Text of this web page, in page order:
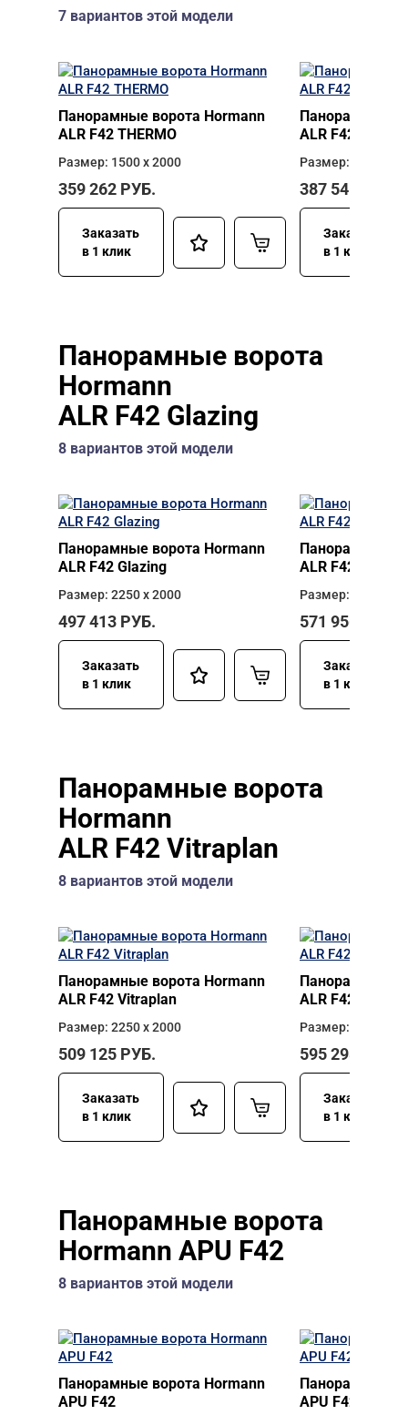
7 вариантов этой модели
Панорамные ворота Hormann
ALR F42 THERMO
Размер: 1500 х 2000
359 262 РУБ.
Заказать
в 1 клик
Панорамные
ALR F42
Размер: 2500 х
387 541
Заказать
в 1 клик
Панорамные ворота
Hormann
ALR F42 Glazing
8 вариантов этой модели
Панорамные ворота Hormann
ALR F42 Glazing
Размер: 2250 х 2000
497 413 РУБ.
Заказать
в 1 клик
Панорамные
ALR F42 Glazing
Размер: 2500 х
571 956
Заказать
в 1 клик
Панорамные ворота
Hormann
ALR F42 Vitraplan
8 вариантов этой модели
Панорамные ворота Hormann
ALR F42 Vitraplan
Размер: 2250 х 2000
509 125 РУБ.
Заказать
в 1 клик
Панорамные
ALR F42
Размер: 2500 х
595 298
Заказать
в 1 клик
Панорамные ворота
Hormann APU F42
8 вариантов этой модели
Панорамные ворота Hormann
APU F42
Панорамные
APU F42